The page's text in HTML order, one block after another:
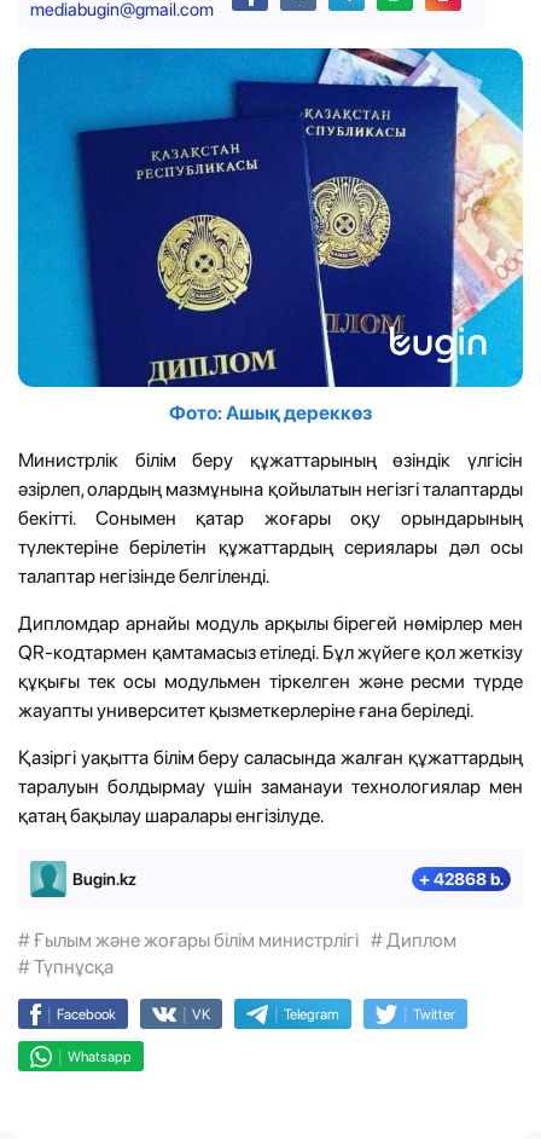
mediabugin@gmail.com
Фото: Ашық дереккөз
Министрлік білім беру құжаттарының өзіндік үлгісін
әзірлеп, олардың мазмұнына қойылатын негізгі талаптарды
бекітті. Сонымен қатар жоғары оқу орындарының
түлектеріне берілетін құжаттардың сериялары дәл осы
талаптар негізінде белгіленді.
Дипломдар арнайы модуль арқылы бірегей нөмірлер мен
QR-кодтармен қамтамасыз етіледі. Бұл жүйеге қол жеткізу
құқығы тек осы модульмен тіркелген және ресми түрде
жауапты университет қызметкерлеріне ғана беріледі.
Қазіргі уақытта білім беру саласында жалған құжаттардың
таралуын болдырмау үшін заманауи технологиялар мен
қатаң бақылау шаралары енгізілуде.
Bugin.kz + 42868 b.
# Ғылым және жоғары білім министрлігі # Диплом
# Түпнұсқа
| Facebook | VK | Telegram | Twitter
| Whatsapp